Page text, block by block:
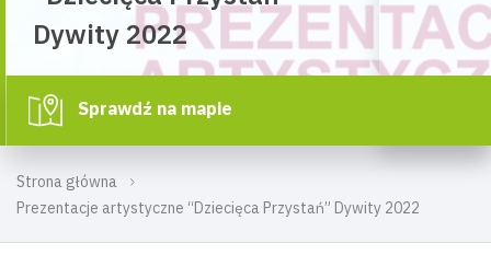
Strona główna
Prezentacje artystyczne “Dziecięca Przystań” Dywity 2022
Dywity 2022
Sprawdź na mapie